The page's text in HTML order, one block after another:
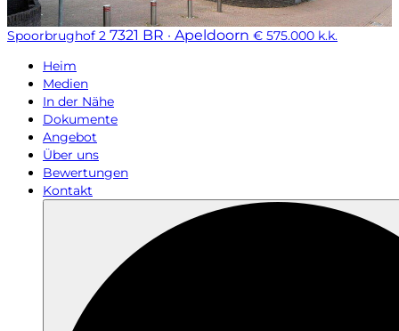
Spoorbrughof 2 7321 BR · Apeldoorn € 575.000 k.k.
Heim
Medien
In der Nähe
Dokumente
Angebot
Über uns
Bewertungen
Kontakt